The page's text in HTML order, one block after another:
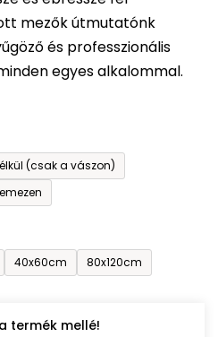
mezők útmutatónk
és professzionális
egyes alkalommal.
(csak a vászon)
40x60cm 80x120cm
termék mellé!